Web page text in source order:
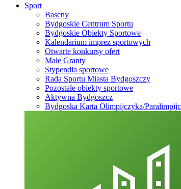
Sport
Baseny
Bydgoskie Centrum Sportu
Bydgoskie Obiekty Sportowe
Kalendarium imprez sportowych
Otwarte konkursy ofert
Małe Granty
Stypendia sportowe
Rada Sportu Miasta Bydgoszczy
Pozostałe obiekty sportowe
Aktywna Bydgoszcz
Bydgoska Karta Olimpijczyka/